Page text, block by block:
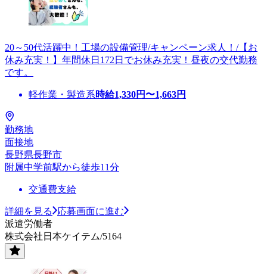
20～50代活躍中！工場の設備管理/キャンペーン求人！/【お
休み充実！】年間休日172日でお休み充実！昼夜の交代勤務
です。
軽作業・製造系時給1,330円〜1,663円
勤務地
面接地
長野県長野市
附属中学前駅から徒歩11分
交通費支給
詳細を見る
応募画面に進む
派遣労働者
株式会社日本ケイテム/5164